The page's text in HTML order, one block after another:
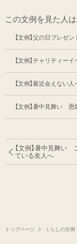
この文例を見た人
【文例】父の日プレゼ
【文例】チャリティー
【文例】最近会えない
【文例】暑中見舞い 恩
【文例】暑中見舞い
ている友人へ
トップページ くらしの文例